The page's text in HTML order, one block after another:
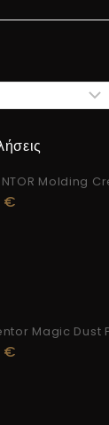
Molding
€
Magic Dust
€